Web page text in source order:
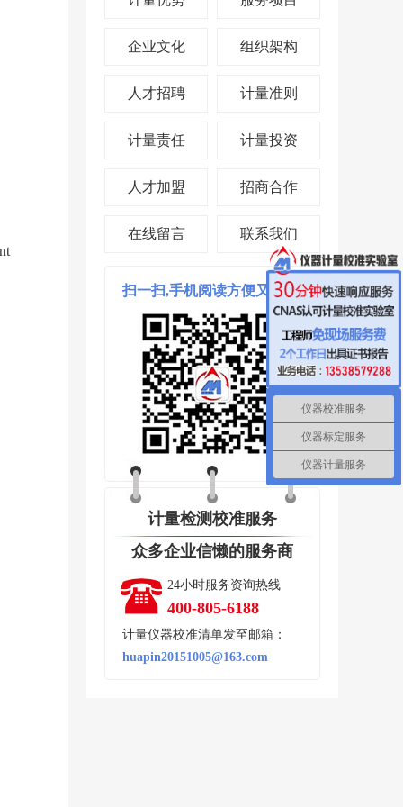
企业文化 组织架构
人才招聘 计量准则
计量责任 计量投资
人才加盟 招商合作
在线留言 联系我们
扫一扫,手机阅读方便又省时!
计量检测校准服务
众多企业信懒的服务商
24小时服务资询热线
400-805-6188
计量仪器校准清单发至邮箱：
huapin20151005@163.com
仪器校准服务
仪器标定服务
仪器计量服务